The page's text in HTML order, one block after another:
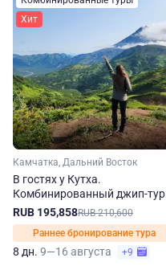
Хит
Камчатка, Дальний Восток
В гостях у Кутха.
Комбинированный джип-тур
на Камчатку
RUB 195,858RUB 210,600
Раннее бронирование тура
8 дн. 9—16 августа +9